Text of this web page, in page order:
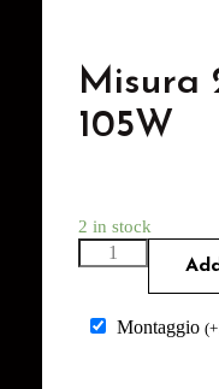
Misura
105W
2 in stock
Montaggio (+